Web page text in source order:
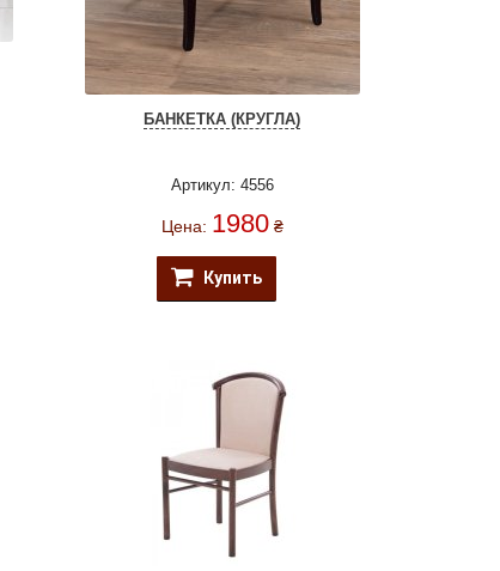
БАНКЕТКА (КРУГЛА)
Артикул: 4556
Цена: 1980 ₴
Купить